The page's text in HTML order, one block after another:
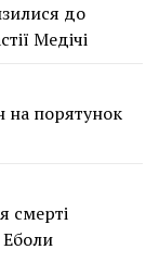
до
Медічі
на порятунок
смерті